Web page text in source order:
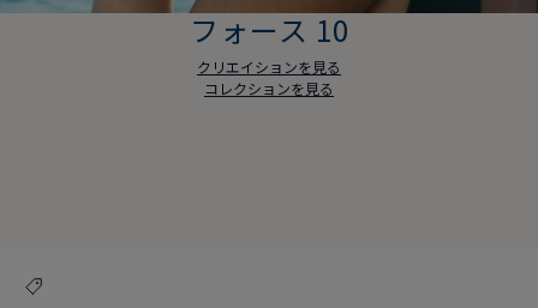
フォース 10
クリエイションを見る
コレクションを見る